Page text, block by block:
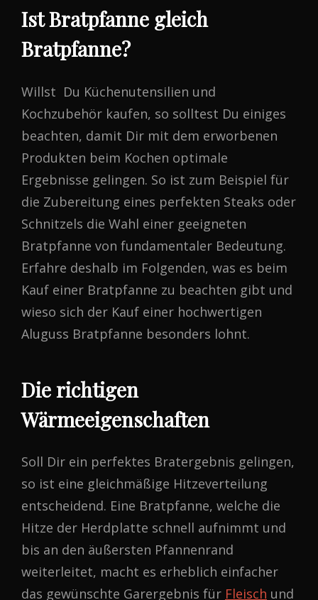
Ist Bratpfanne gleich
Bratpfanne?
Willst Du Küchenutensilien und
Kochzubehör kaufen, so solltest Du einiges
beachten, damit Dir mit dem erworbenen
Produkten beim Kochen optimale
Ergebnisse gelingen. So ist zum Beispiel für
die Zubereitung eines perfekten Steaks oder
Schnitzels die Wahl einer geeigneten
Bratpfanne von fundamentaler Bedeutung.
Erfahre deshalb im Folgenden, was es beim
Kauf einer Bratpfanne zu beachten gibt und
wieso sich der Kauf einer hochwertigen
Aluguss Bratpfanne besonders lohnt.
Die richtigen
Wärmeeigenschaften
Soll Dir ein perfektes Bratergebnis gelingen,
so ist eine gleichmäßige Hitzeverteilung
entscheidend. Eine Bratpfanne, welche die
Hitze der Herdplatte schnell aufnimmt und
bis an den äußersten Pfannenrand
weiterleitet, macht es erheblich einfacher
das gewünschte Garergebnis für Fleisch und